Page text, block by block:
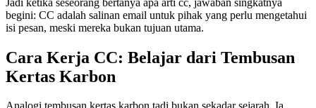
begini: CC adalah salinan email untuk pihak yang perlu mengetahui
isi pesan, meski mereka bukan tujuan utama.
Cara Kerja CC: Belajar dari Tembusan
Kertas Karbon